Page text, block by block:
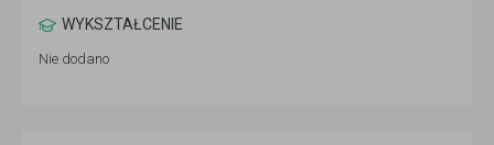
WYKSZTAŁCENIE
Nie dodano